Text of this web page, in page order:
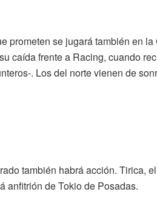
prometen se jugará también en la
caída frente a Racing, cuando
. Los del norte vienen de
también habrá acción. Tirica,
anfitrión de Tokio de Posadas.